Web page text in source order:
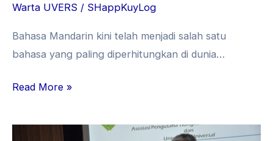
Warta UVERS / SHappKuyLog
Bahasa Mandarin kini telah menjadi salah satu
bahasa yang paling diperhitungkan di dunia…
Read More »